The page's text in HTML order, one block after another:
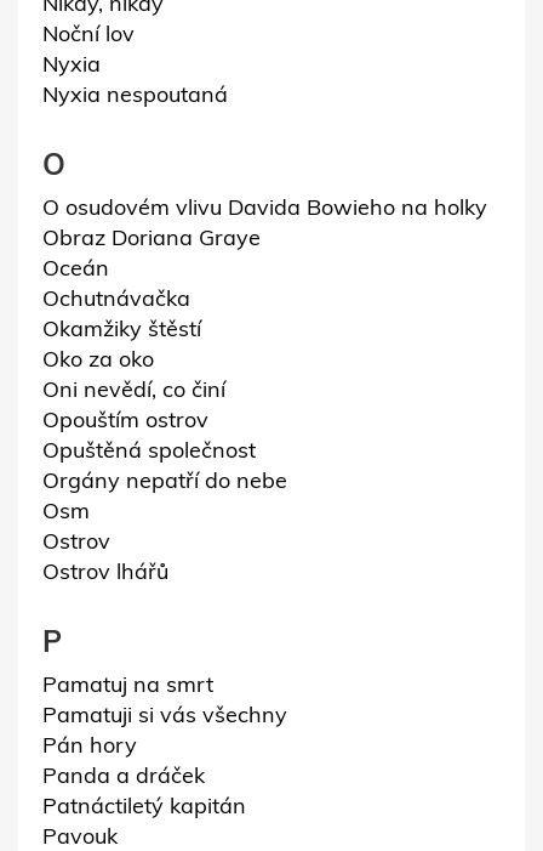
Noční lov
Nyxia
Nyxia nespoutaná
O
O osudovém vlivu Davida Bowieho na holky
Obraz Doriana Graye
Oceán
Ochutnávačka
Okamžiky štěstí
Oko za oko
Oni nevědí, co činí
Opouštím ostrov
Opuštěná společnost
Orgány nepatří do nebe
Osm
Ostrov
Ostrov lhářů
P
Pamatuj na smrt
Pamatuji si vás všechny
Pán hory
Panda a dráček
Patnáctiletý kapitán
Pavouk